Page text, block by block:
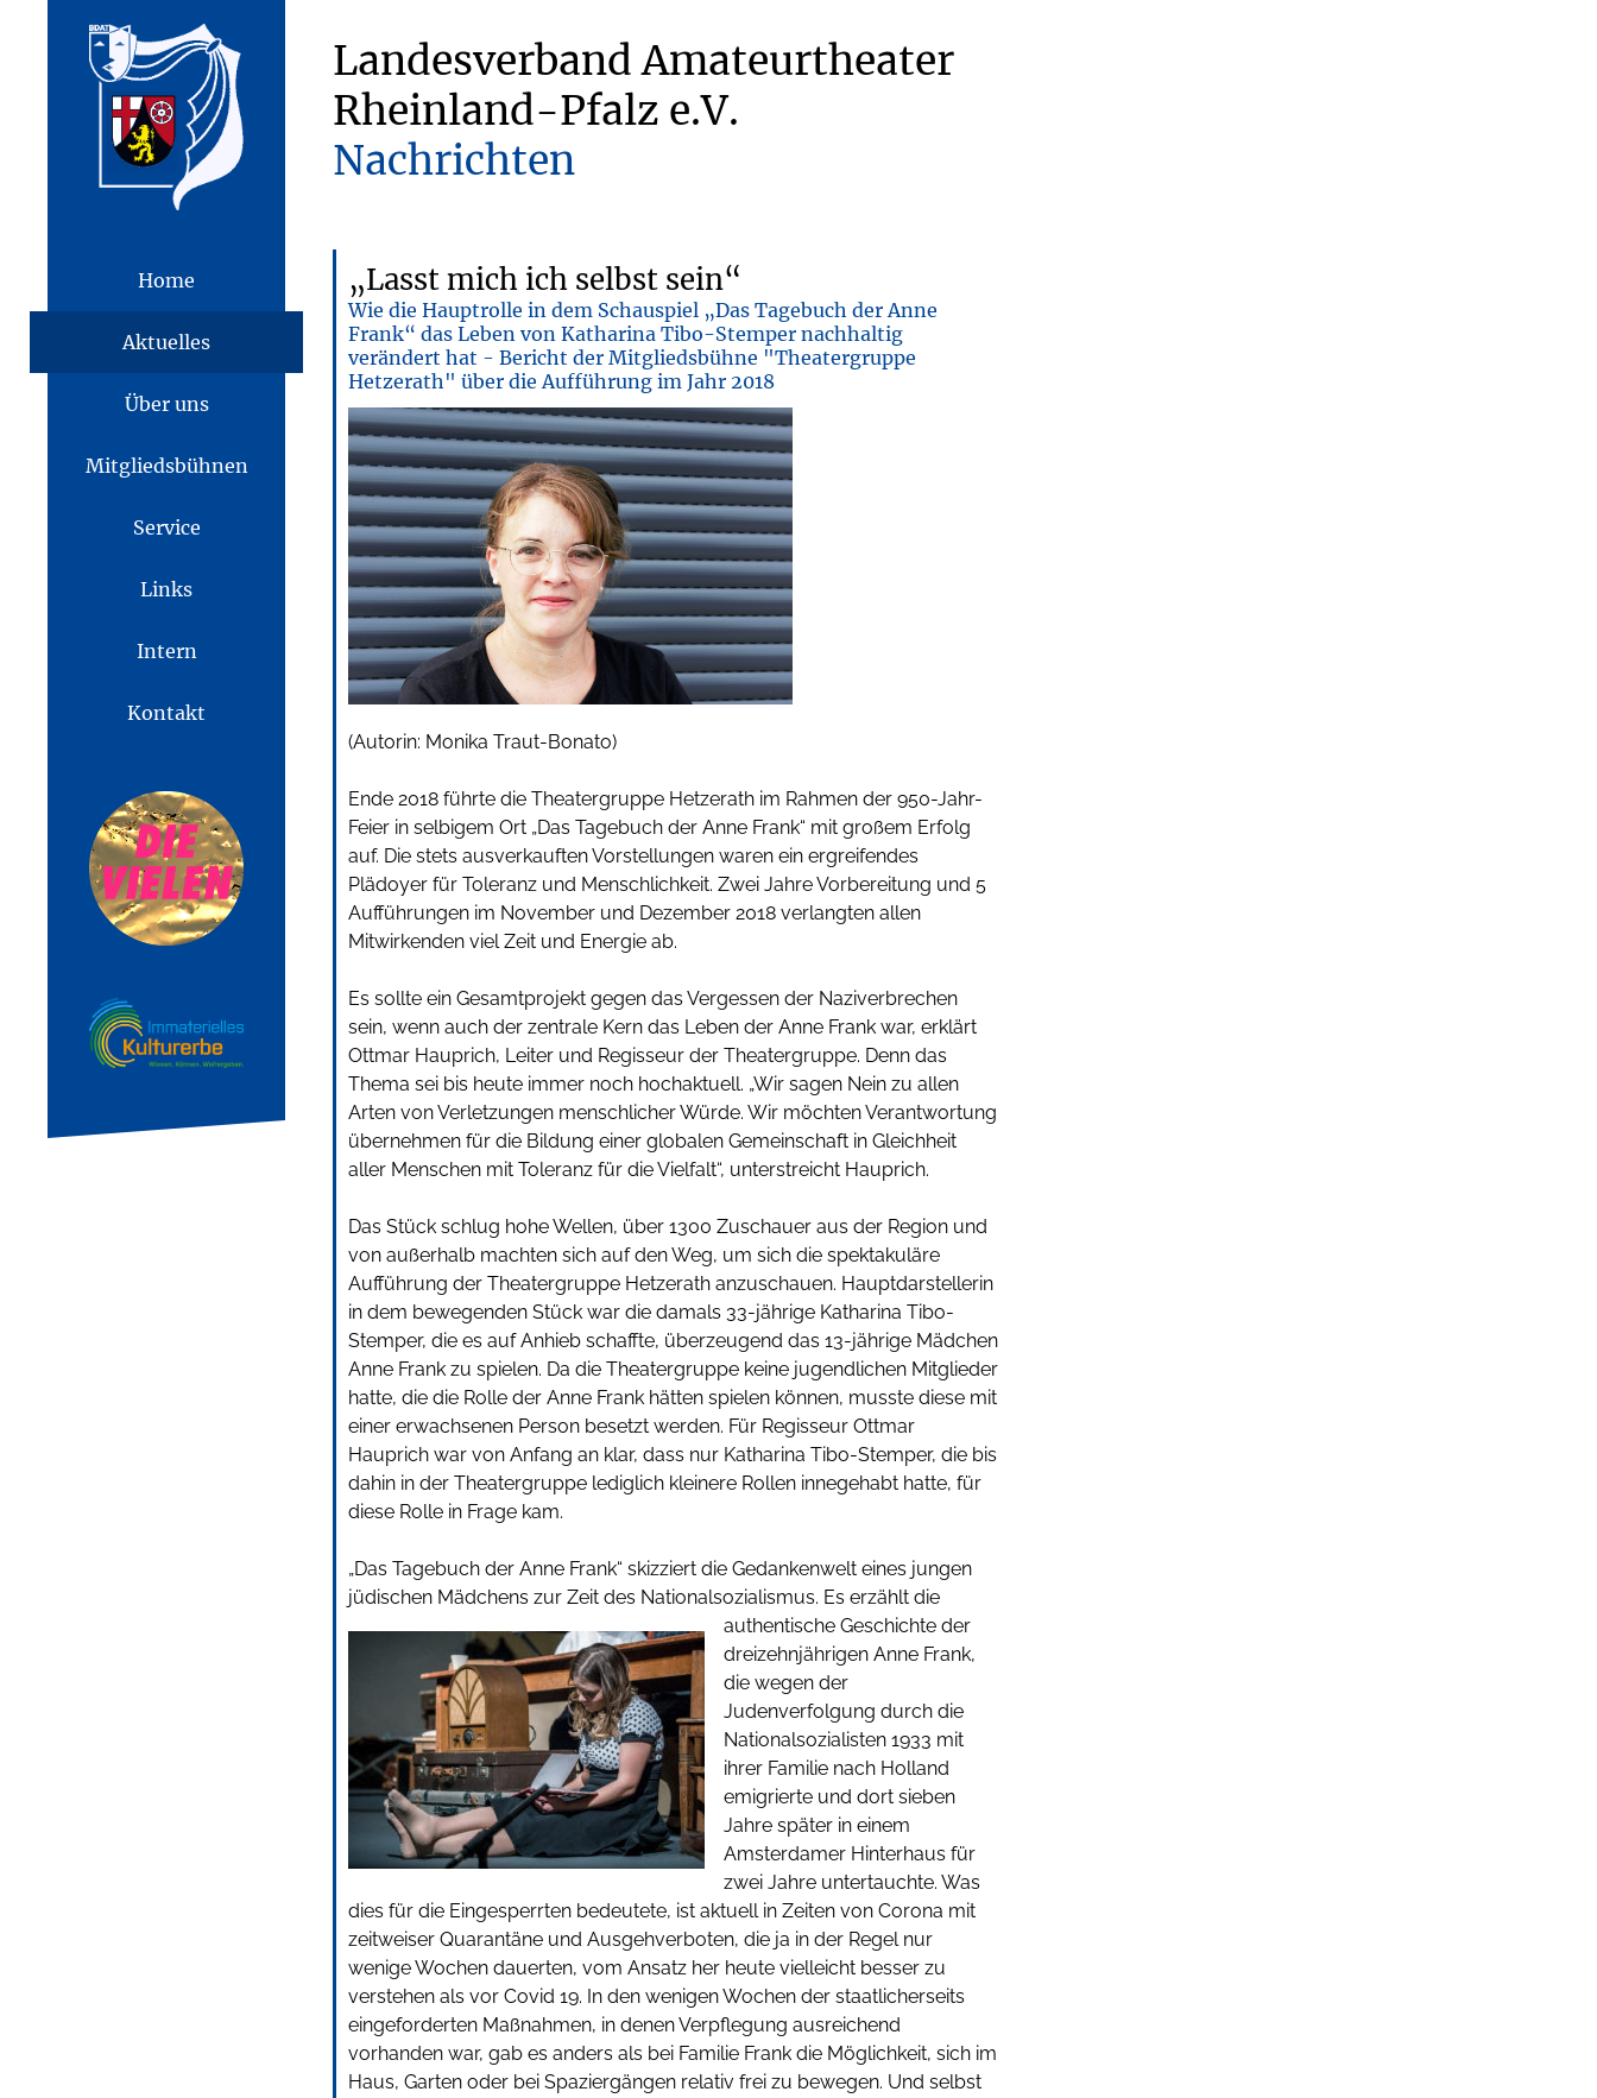
Home
Aktuelles
Über uns
Mitgliedsbühnen
Service
Links
Intern
Kontakt
Landesverband Amateurtheater
Rheinland-Pfalz e.V.
Nachrichten
„Lasst mich ich selbst sein“
Wie die Hauptrolle in dem Schauspiel „Das Tagebuch der Anne
Frank“ das Leben von Katharina Tibo-Stemper nachhaltig
verändert hat - Bericht der Mitgliedsbühne "Theatergruppe
Hetzerath" über die Aufführung im Jahr 2018
(Autorin: Monika Traut-Bonato)
Ende 2018 führte die Theatergruppe Hetzerath im Rahmen der 950-Jahr-
Feier in selbigem Ort „Das Tagebuch der Anne Frank“ mit großem Erfolg
auf. Die stets ausverkauften Vorstellungen waren ein ergreifendes
Plädoyer für Toleranz und Menschlichkeit. Zwei Jahre Vorbereitung und 5
Aufführungen im November und Dezember 2018 verlangten allen
Mitwirkenden viel Zeit und Energie ab.
Es sollte ein Gesamtprojekt gegen das Vergessen der Naziverbrechen
sein, wenn auch der zentrale Kern das Leben der Anne Frank war, erklärt
Ottmar Hauprich, Leiter und Regisseur der Theatergruppe. Denn das
Thema sei bis heute immer noch hochaktuell. „Wir sagen Nein zu allen
Arten von Verletzungen menschlicher Würde. Wir möchten Verantwortung
übernehmen für die Bildung einer globalen Gemeinschaft in Gleichheit
aller Menschen mit Toleranz für die Vielfalt“, unterstreicht Hauprich.
Das Stück schlug hohe Wellen, über 1300 Zuschauer aus der Region und
von außerhalb machten sich auf den Weg, um sich die spektakuläre
Aufführung der Theatergruppe Hetzerath anzuschauen. Hauptdarstellerin
in dem bewegenden Stück war die damals 33-jährige Katharina Tibo-
Stemper, die es auf Anhieb schaffte, überzeugend das 13-jährige Mädchen
Anne Frank zu spielen. Da die Theatergruppe keine jugendlichen Mitglieder
hatte, die die Rolle der Anne Frank hätten spielen können, musste diese mit
einer erwachsenen Person besetzt werden. Für Regisseur Ottmar
Hauprich war von Anfang an klar, dass nur Katharina Tibo-Stemper, die bis
dahin in der Theatergruppe lediglich kleinere Rollen innegehabt hatte, für
diese Rolle in Frage kam.
„Das Tagebuch der Anne Frank“ skizziert die Gedankenwelt eines jungen
jüdischen Mädchens zur Zeit des Nationalsozialismus. Es erzählt die
authentische Geschichte der
dreizehnjährigen Anne Frank,
die wegen der
Judenverfolgung durch die
Nationalsozialisten 1933 mit
ihrer Familie nach Holland
emigrierte und dort sieben
Jahre später in einem
Amsterdamer Hinterhaus für
zwei Jahre untertauchte. Was
dies für die Eingesperrten bedeutete, ist aktuell in Zeiten von Corona mit
zeitweiser Quarantäne und Ausgehverboten, die ja in der Regel nur
wenige Wochen dauerten, vom Ansatz her heute vielleicht besser zu
verstehen als vor Covid 19. In den wenigen Wochen der staatlicherseits
eingeforderten Maßnahmen, in denen Verpflegung ausreichend
vorhanden war, gab es anders als bei Familie Frank die Möglichkeit, sich im
Haus, Garten oder bei Spaziergängen relativ frei zu bewegen. Und selbst